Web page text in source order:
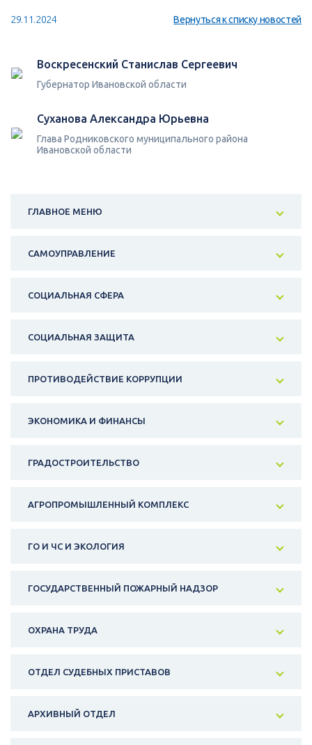
29.11.2024 Вернуться к списку новостей
Воскресенский Станислав Сергеевич
Губернатор Ивановской области
Суханова Александра Юрьевна
Глава Родниковского муниципального района
Ивановской области
ГЛАВНОЕ МЕНЮ
САМОУПРАВЛЕНИЕ
СОЦИАЛЬНАЯ СФЕРА
СОЦИАЛЬНАЯ ЗАЩИТА
ПРОТИВОДЕЙСТВИЕ КОРРУПЦИИ
ЭКОНОМИКА И ФИНАНСЫ
ГРАДОСТРОИТЕЛЬСТВО
АГРОПРОМЫШЛЕННЫЙ КОМПЛЕКС
ГО И ЧС И ЭКОЛОГИЯ
ГОСУДАРСТВЕННЫЙ ПОЖАРНЫЙ НАДЗОР
ОХРАНА ТРУДА
ОТДЕЛ СУДЕБНЫХ ПРИСТАВОВ
АРХИВНЫЙ ОТДЕЛ